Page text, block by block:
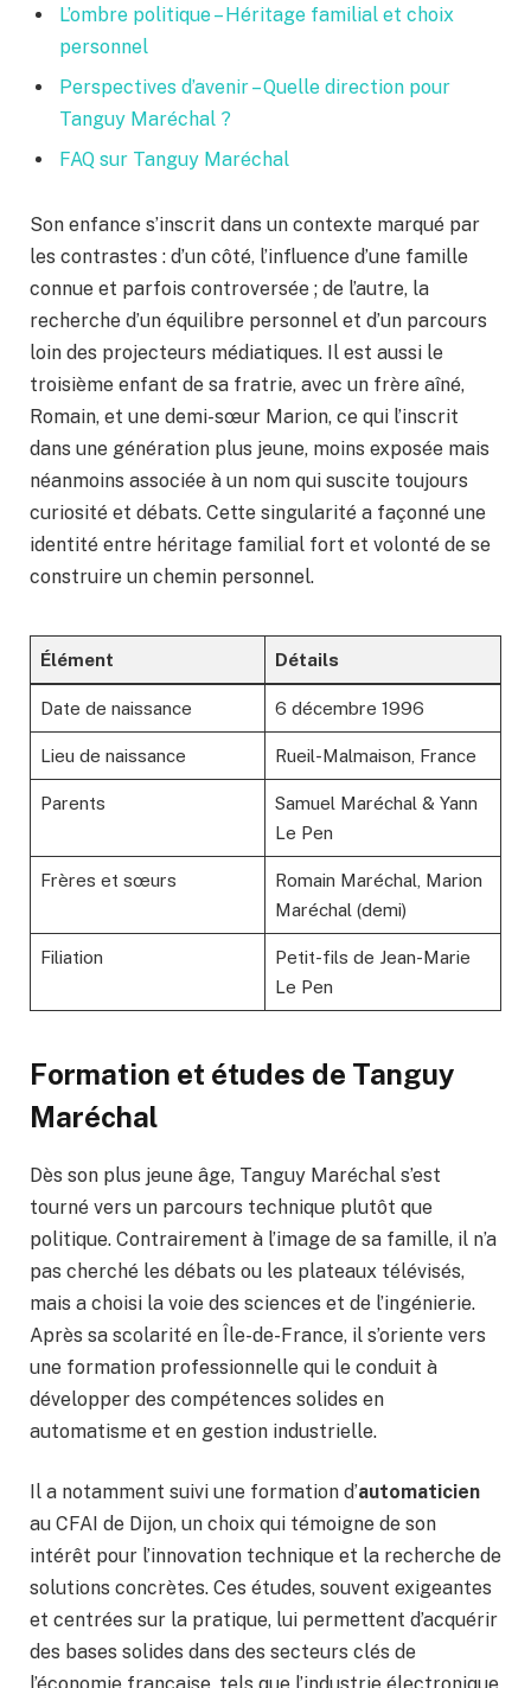
L’ombre politique – Héritage familial et choix
personnel
Perspectives d’avenir – Quelle direction pour
Tanguy Maréchal ?
FAQ sur Tanguy Maréchal
Son enfance s’inscrit dans un contexte marqué par
les contrastes : d’un côté, l’influence d’une famille
connue et parfois controversée ; de l’autre, la
recherche d’un équilibre personnel et d’un parcours
loin des projecteurs médiatiques. Il est aussi le
troisième enfant de sa fratrie, avec un frère aîné,
Romain, et une demi-sœur Marion, ce qui l’inscrit
dans une génération plus jeune, moins exposée mais
néanmoins associée à un nom qui suscite toujours
curiosité et débats. Cette singularité a façonné une
identité entre héritage familial fort et volonté de se
construire un chemin personnel.
Élément Détails
Date de naissance 6 décembre 1996
Lieu de naissance Rueil-Malmaison, France
Parents
Samuel Maréchal & Yann
Le Pen
Frères et sœurs
Romain Maréchal, Marion
Maréchal (demi)
Filiation
Petit-fils de Jean-Marie
Le Pen
Formation et études de Tanguy
Maréchal
Dès son plus jeune âge, Tanguy Maréchal s’est
tourné vers un parcours technique plutôt que
politique. Contrairement à l’image de sa famille, il n’a
pas cherché les débats ou les plateaux télévisés,
mais a choisi la voie des sciences et de l’ingénierie.
Après sa scolarité en Île-de-France, il s’oriente vers
une formation professionnelle qui le conduit à
développer des compétences solides en
automatisme et en gestion industrielle.
Il a notamment suivi une formation d’automaticien
au CFAI de Dijon, un choix qui témoigne de son
intérêt pour l’innovation technique et la recherche de
solutions concrètes. Ces études, souvent exigeantes
et centrées sur la pratique, lui permettent d’acquérir
des bases solides dans des secteurs clés de